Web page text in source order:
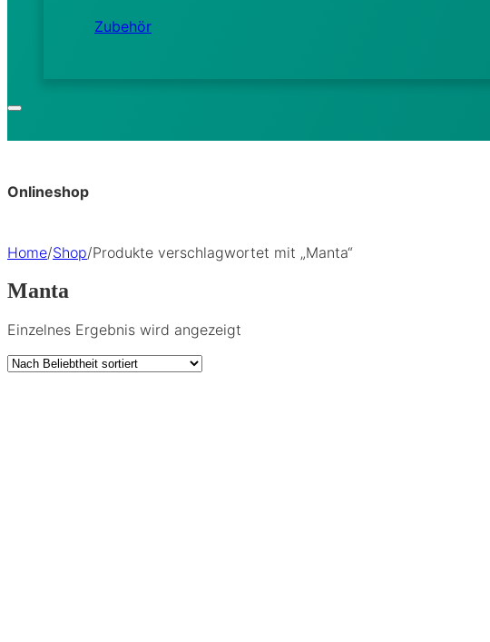
Zubehör
Onlineshop
Home/Shop/Produkte verschlagwortet mit „Manta“
Manta
Einzelnes Ergebnis wird angezeigt